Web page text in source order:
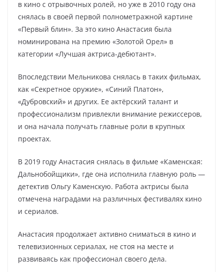
в кино с отрывочных ролей, но уже в 2010 году она
снялась в своей первой полнометражной картине
«Первый блин». За это кино Анастасия была
номинирована на премию «Золотой Орел» в
категории «Лучшая актриса-дебютант».
Впоследствии Мельникова снялась в таких фильмах,
как «Секретное оружие», «Синий Платон»,
«Дубровский» и других. Ее актёрский талант и
профессионализм привлекли внимание режиссеров,
и она начала получать главные роли в крупных
проектах.
В 2019 году Анастасия снялась в фильме «Каменская:
Дальнобойщики», где она исполнила главную роль —
детектив Ольгу Каменскую. Работа актрисы была
отмечена наградами на различных фестивалях кино
и сериалов.
Анастасия продолжает активно сниматься в кино и
телевизионных сериалах, не стоя на месте и
развиваясь как профессионал своего дела.